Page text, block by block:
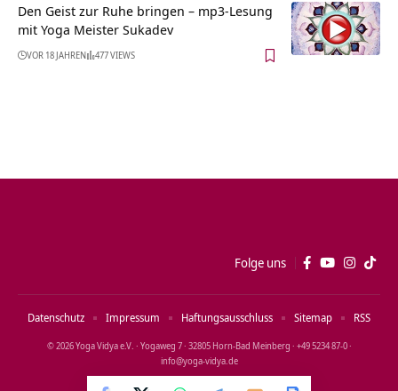
Den Geist zur Ruhe bringen – mp3-Lesung
mit Yoga Meister Sukadev
VOR 18 JAHREN 477 VIEWS
Folge uns
© 2026 Yoga Vidya e.V. · Yogaweg 7 · 32805 Horn‑Bad Meinberg · +49 5234 87‑0 ·
info@yoga‑vidya.de
Datenschutz Impressum Haftungsausschluss Sitemap RSS